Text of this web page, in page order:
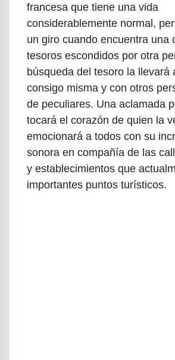
francesa que tiene una vida
considerablemente normal,
un giro cuando encuentra una
tesoros escondidos por otra
búsqueda del tesoro la llevará
consigo misma y con otros
de peculiares. Una aclamada
tocará el corazón de quien la
emocionará a todos con su
sonora en compañía de las
y establecimientos que
importantes puntos turísticos.